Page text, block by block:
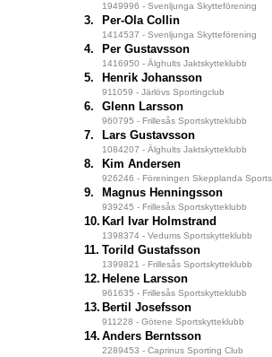
1949996 - Svenljunga Skytteförening
3. Per-Ola Collin
1414537 - Svenljunga Skytteförening
4. Per Gustavsson
1416950 - Älghults Jaktskytteklubb
5. Henrik Johansson
911059 - Järlövs Sportingclub
6. Glenn Larsson
960795 - Frillesås Sportskytteklubb
7. Lars Gustavsson
1084207 - Älghults Jaktskytteklubb
8. Kim Andersen
926246 - Föreningen Skepplanda
9. Magnus Henningsson
939245 - Frillesås Sportskytteklubb
10. Karl Ivar Holmstrand
1398374 - Vedums Sportskytteklubb
11. Torild Gustafsson
1399821 - Frillesås Sportskytteklubb
12. Helene Larsson
961635 - Frillesås Sportskytteklubb
13. Bertil Josefsson
911228 - Götene Sportskytteklubb
14. Anders Berntsson
2289453 - Caprinus Sporting Club